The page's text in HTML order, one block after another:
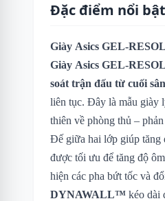
Đặc điểm nổi bật
Giày Asics GEL-
Giày Asics GEL-
soát trận đấu từ cuối sân
liên tục. Đây là mẫu giày
thiên về phòng thủ –
Đế giữa hai lớp giúp tăng
được tối ưu để tăng độ
hiện các pha bứt tốc và
DYNAWALL™ kéo dài